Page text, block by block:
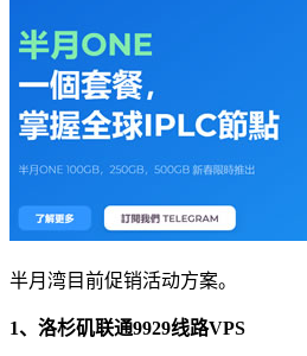
半月湾目前促销活动方案。
1、洛杉矶联通9929线路VPS